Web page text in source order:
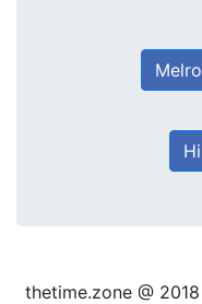
الحقوق محفوظة لموقع الساعة زون thetime.zone @ 2018